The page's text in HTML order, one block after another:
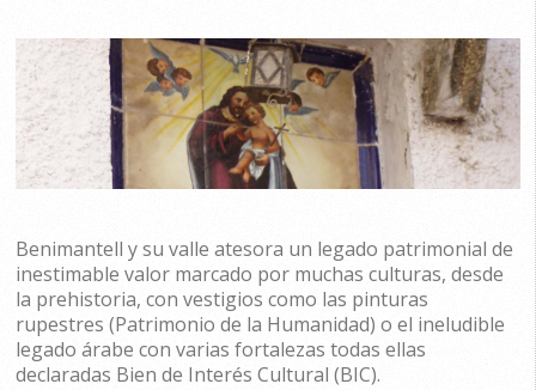
Benimantell y su valle atesora un legado patrimonial de
inestimable valor marcado por muchas culturas, desde
la prehistoria, con vestigios como las pinturas
rupestres (Patrimonio de la Humanidad) o el ineludible
legado árabe con varias fortalezas todas ellas
declaradas Bien de Interés Cultural (BIC).